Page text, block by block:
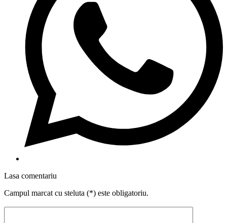
Lasa comentariu
Campul marcat cu steluta (*) este obligatoriu.